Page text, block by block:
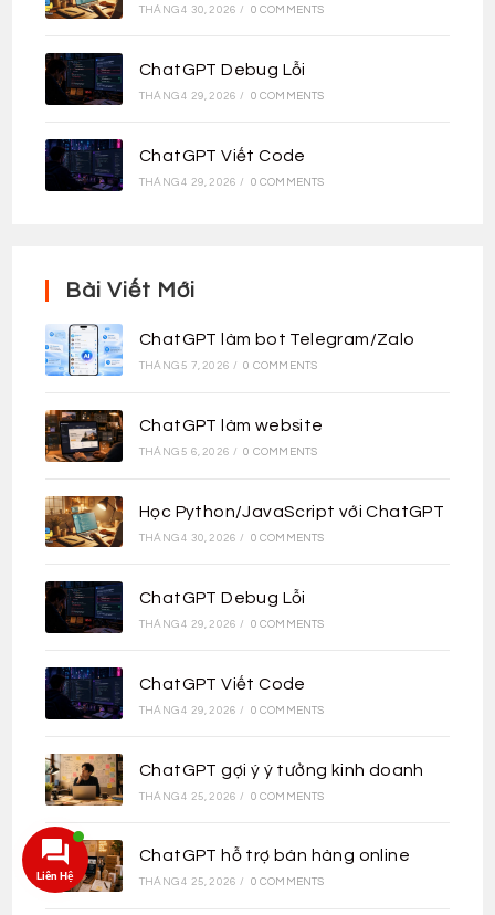
THÁNG 4 30, 2026 / 0 COMMENTS
ChatGPT Debug Lỗi
THÁNG 4 29, 2026 / 0 COMMENTS
ChatGPT Viết Code
THÁNG 4 29, 2026 / 0 COMMENTS
Bài Viết Mới
ChatGPT làm bot Telegram/Zalo
THÁNG 5 7, 2026 / 0 COMMENTS
ChatGPT làm website
THÁNG 5 6, 2026 / 0 COMMENTS
Học Python/JavaScript với ChatGPT
THÁNG 4 30, 2026 / 0 COMMENTS
ChatGPT Debug Lỗi
THÁNG 4 29, 2026 / 0 COMMENTS
ChatGPT Viết Code
THÁNG 4 29, 2026 / 0 COMMENTS
ChatGPT gợi ý ý tưởng kinh doanh
THÁNG 4 25, 2026 / 0 COMMENTS
ChatGPT hỗ trợ bán hàng online
THÁNG 4 25, 2026 / 0 COMMENTS
Liên Hệ